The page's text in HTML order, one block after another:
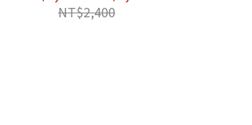
NT$2,400